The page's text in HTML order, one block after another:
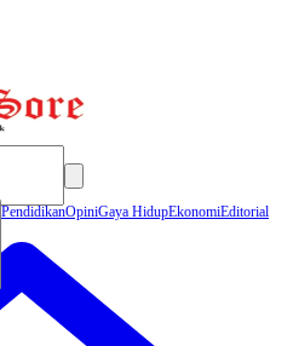
PendidikanOpiniGaya HidupEkonomiEditorial